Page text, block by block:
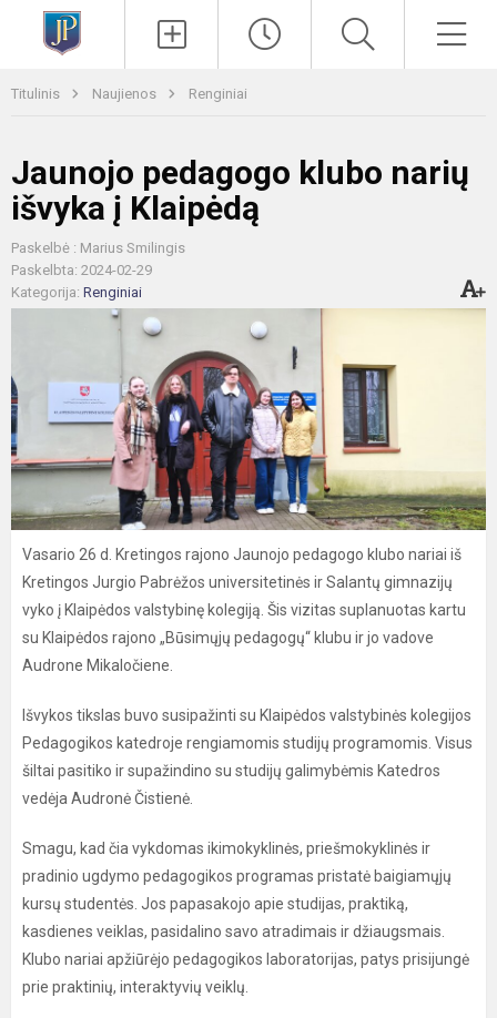
Titulinis Naujienos Renginiai
Jaunojo pedagogo klubo narių
išvyka į Klaipėdą
Paskelbė : Marius Smilingis
Paskelbta: 2024-02-29
Kategorija: Renginiai
Vasario 26 d. Kretingos rajono Jaunojo pedagogo klubo nariai iš
Kretingos Jurgio Pabrėžos universitetinės ir Salantų gimnazijų
vyko į Klaipėdos valstybinę kolegiją. Šis vizitas suplanuotas kartu
su Klaipėdos rajono „Būsimųjų pedagogų“ klubu ir jo vadove
Audrone Mikaločiene.
Išvykos tikslas buvo susipažinti su Klaipėdos valstybinės kolegijos
Pedagogikos katedroje rengiamomis studijų programomis. Visus
šiltai pasitiko ir supažindino su studijų galimybėmis Katedros
vedėja Audronė Čistienė.
Smagu, kad čia vykdomas ikimokyklinės, priešmokyklinės ir
pradinio ugdymo pedagogikos programas pristatė baigiamųjų
kursų studentės. Jos papasakojo apie studijas, praktiką,
kasdienes veiklas, pasidalino savo atradimais ir džiaugsmais.
Klubo nariai apžiūrėjo pedagogikos laboratorijas, patys prisijungė
prie praktinių, interaktyvių veiklų.